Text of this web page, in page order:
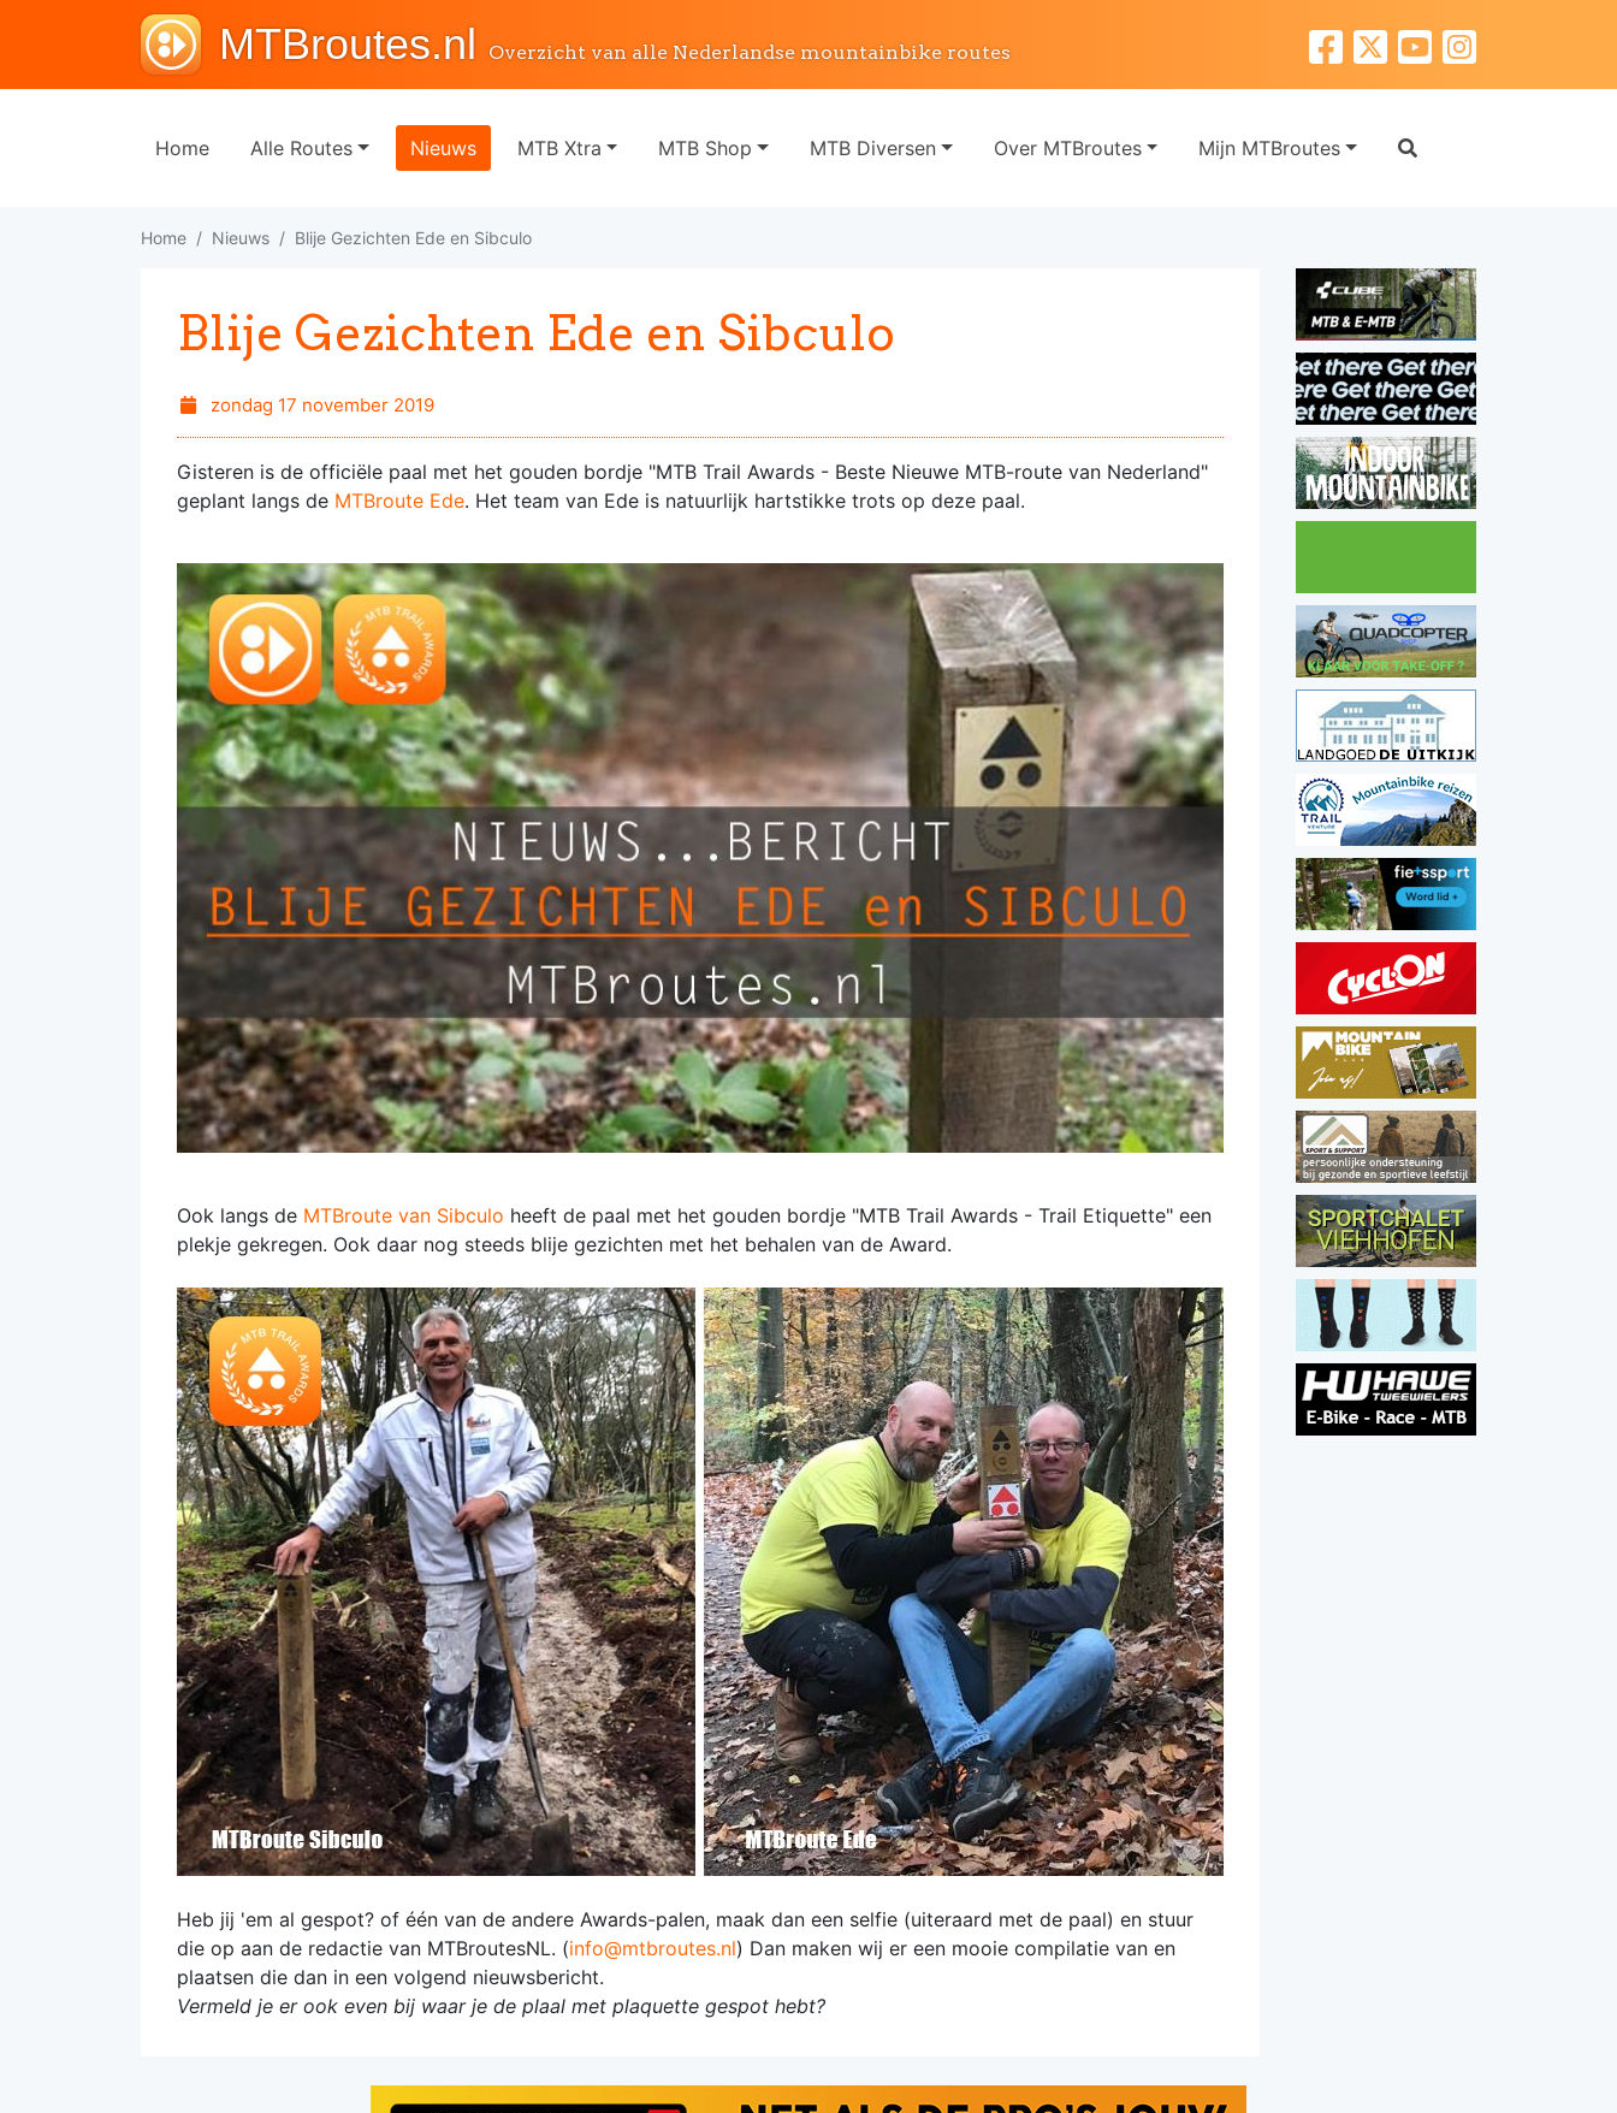
MTBroutes.nl Overzicht van alle Nederlandse mountainbike routes
Home Alle Routes Nieuws MTB Xtra MTB Shop MTB Diversen Over MTBroutes Mijn MTBroutes
Home Nieuws Blije Gezichten Ede en Sibculo
Blije Gezichten Ede en Sibculo
zondag 17 november 2019
Gisteren is de officiële paal met het gouden bordje "MTB Trail Awards - Beste Nieuwe MTB-route van Nederland"
geplant langs de MTBroute Ede. Het team van Ede is natuurlijk hartstikke trots op deze paal.
Ook langs de MTBroute van Sibculo heeft de paal met het gouden bordje "MTB Trail Awards - Trail Etiquette" een
plekje gekregen. Ook daar nog steeds blije gezichten met het behalen van de Award.
Heb jij 'em al gespot? of één van de andere Awards-palen, maak dan een selfie (uiteraard met de paal) en stuur
die op aan de redactie van MTBroutesNL. (info@mtbroutes.nl) Dan maken wij er een mooie compilatie van en
plaatsen die dan in een volgend nieuwsbericht.
Vermeld je er ook even bij waar je de plaal met plaquette gespot hebt?